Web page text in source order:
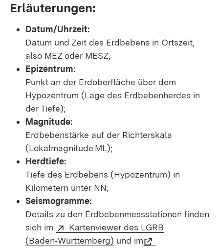
Erläuterungen:
Datum/Uhrzeit:
Datum und Zeit des Erdbebens in Ortszeit,
also MEZ oder MESZ;
Epizentrum:
Punkt an der Erdoberfläche über dem
Hypozentrum (Lage des Erdbebenherdes in
der Tiefe);
Magnitude:
Erdbebenstärke auf der Richterskala
(Lokalmagnitude ML);
Herdtiefe:
Tiefe des Erdbebens (Hypozentrum) in
Kilometern unter NN;
Seismogramme:
Details zu den Erdbebenmessstationen finden
sich im
Kartenviewer des LGRB
(Baden‑Württemberg) und im